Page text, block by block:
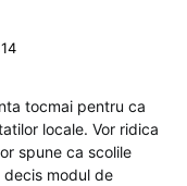
tocmai pentru ca
locale. Vor ridica
spune ca scolile
decis modul de